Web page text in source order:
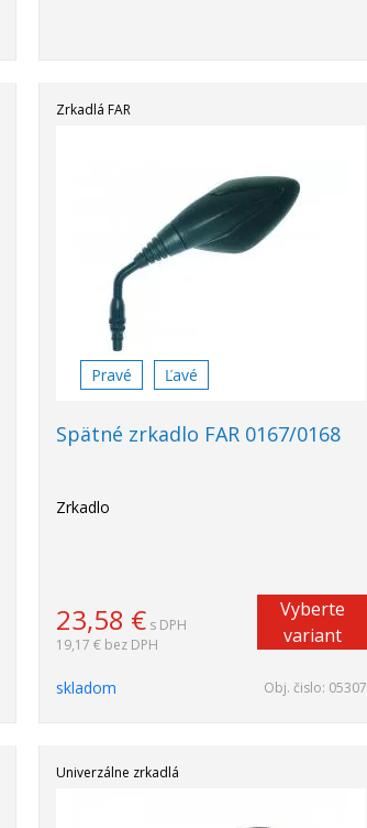
Zrkadlá FAR
Pravé Ľavé
Spätné zrkadlo FAR 0167/0168
Zrkadlo
23,58 € s DPH
19,17 € bez DPH
Vyberte
variant
skladom Obj. čislo: 05307
Univerzálne zrkadlá